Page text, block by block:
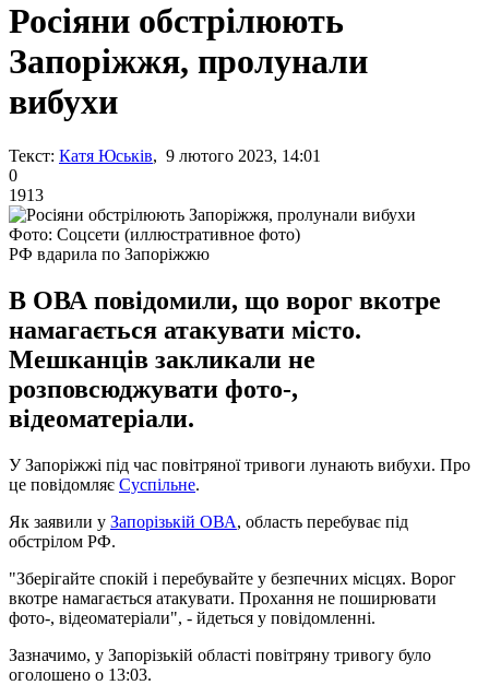
Росіяни обстрілюють
Запоріжжя, пролунали
вибухи
Текст: Катя Юськів, 9 лютого 2023, 14:01
0
1913
Фото: Соцсети (иллюстративное фото)
РФ вдарила по Запоріжжю
В ОВА повідомили, що ворог вкотре
намагається атакувати місто.
Мешканців закликали не
розповсюджувати фото-,
відеоматеріали.
У Запоріжжі під час повітряної тривоги лунають вибухи. Про
це повідомляє Суспільне.
Як заявили у Запорізькій ОВА, область перебуває під
обстрілом РФ.
"Зберігайте спокій і перебувайте у безпечних місцях. Ворог
вкотре намагається атакувати. Прохання не поширювати
фото-, відеоматеріали", - йдеться у повідомленні.
Зазначимо, у Запорізькій області повітряну тривогу було
оголошено о 13:03.